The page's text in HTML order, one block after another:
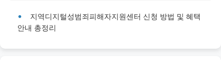
지역디지털성범죄피해자지원센터 신청 방법 및 혜택
안내 총정리